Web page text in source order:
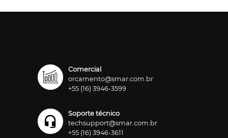
Comercial
orcamento@smar.com.br
+55 (16) 3946-3599
Soporte técnico
techsupport@smar.com.br
+55 (16) 3946-3611